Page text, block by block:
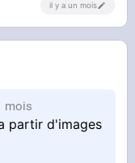
il y a un mois
mois
partir d'images